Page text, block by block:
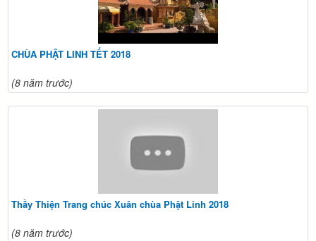
CHÙA PHẬT LINH TẾT 2018
(8 năm trước)
Thầy Thiện Trang chúc Xuân chùa Phật Linh 2018
(8 năm trước)